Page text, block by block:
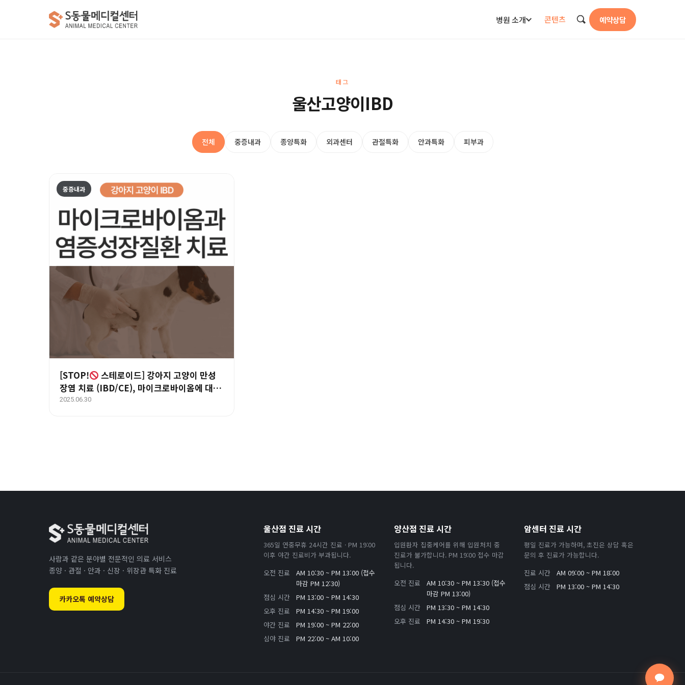
병원 소개 콘텐츠 예약상담
태그
울산고양이IBD
전체 중증내과 종양특화 외과센터 관절특화 안과특화 피부과
중증내과
[STOP!
스테로이드] 강아지 고양이 만성
장염 치료 (IBD/CE), 마이크로바이옴에 대한
이해와 치료 방법 – 울산 에스동물메디컬센터
2025.06.30
사람과 같은 분야별 전문적인 의료 서비스
종양 · 관절 · 안과 · 신장 · 위장관 특화 진료
카카오톡 예약상담
울산점 진료 시간
365일 연중무휴 24시간 진료 · PM 19:00
이후 야간 진료비가 부과됩니다.
오전 진료
AM 10:30 ~ PM 13:00 (접수
마감 PM 12:30)
점심 시간
PM 13:00 ~ PM 14:30
오후 진료
PM 14:30 ~ PM 19:00
야간 진료
PM 19:00 ~ PM 22:00
심야 진료
PM 22:00 ~ AM 10:00
양산점 진료 시간
입원환자 집중케어를 위해 입원처치 중
진료가 불가합니다. PM 19:00 접수 마감
됩니다.
오전 진료
AM 10:30 ~ PM 13:30 (접수
마감 PM 13:00)
점심 시간
PM 13:30 ~ PM 14:30
오후 진료
PM 14:30 ~ PM 19:30
암센터 진료 시간
평일 진료가 가능하며, 초진은 상담 혹은
문의 후 진료가 가능합니다.
진료 시간
AM 09:00 ~ PM 18:00
점심 시간
PM 13:00 ~ PM 14:30